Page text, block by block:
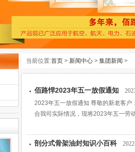
当前位置:首页 > 新闻中心 > 集团新闻 >
佰路悍2023年五一放假通知
2023年五一放假通知 尊敬的新老客
合我司实际情况，现将2023年五一劳
剖分式骨架油封知识小百科